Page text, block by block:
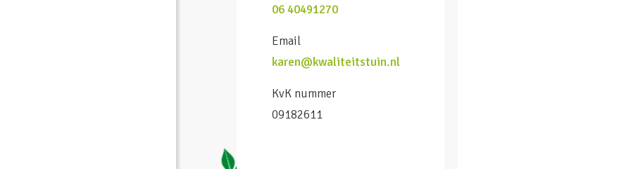
06 40491270
Email
karen@kwaliteitstuin.nl
KvK nummer
09182611